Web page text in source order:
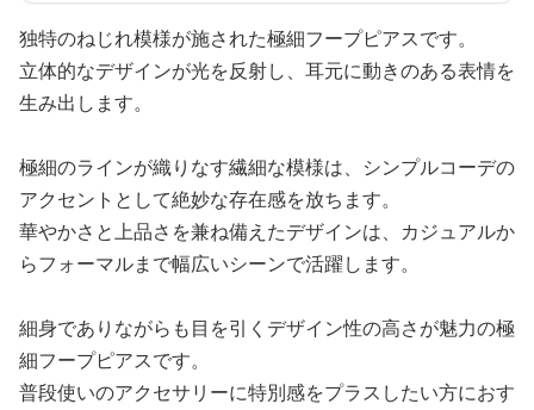
独特のねじれ模様が施された極細フープピアスです。
立体的なデザインが光を反射し、耳元に動きのある表情を
生み出します。
極細のラインが織りなす繊細な模様は、シンプルコーデの
アクセントとして絶妙な存在感を放ちます。
華やかさと上品さを兼ね備えたデザインは、カジュアルか
らフォーマルまで幅広いシーンで活躍します。
細身でありながらも目を引くデザイン性の高さが魅力の極
細フープピアスです。
普段使いのアクセサリーに特別感をプラスしたい方におす